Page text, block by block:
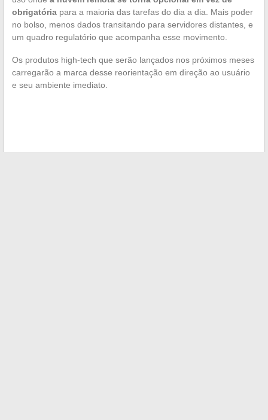
obrigatóriapara a maioria das tarefas do dia a dia. Mais poder
no bolso, menos dados transitando para servidores distantes, e
um quadro regulatório que acompanha esse movimento.
Os produtos high-tech que serão lançados nos próximos meses
carregarão a marca desse reorientação em direção ao usuário
e seu ambiente imediato.